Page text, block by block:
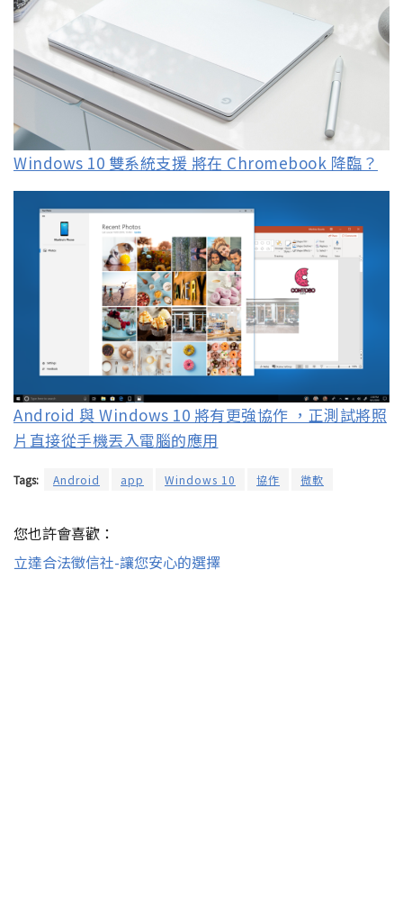
Windows 10 雙系統支援 將在 Chromebook 降臨？
Android 與 Windows 10 將有更強協作 ，正測試將照
片直接從手機丟入電腦的應用
Tags: Android app Windows 10 協作 微軟
您也許會喜歡：
立達合法徵信社-讓您安心的選擇